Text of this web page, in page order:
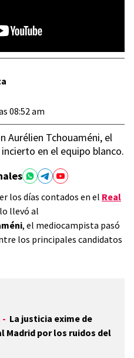
08:52 am
Aurélien Tchouaméni, el
en el equipo blanco.
los días contados en el Real
llevó al
, el mediocampista pasó
los principales candidatos
- La justicia exime de
Madrid por los ruidos del